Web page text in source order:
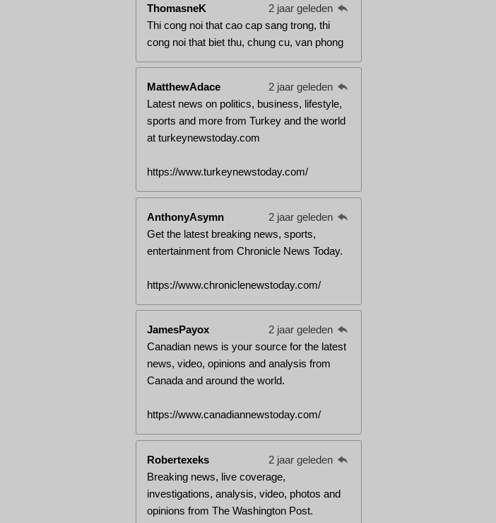
ThomasneK
2 jaar geleden
Thi cong noi that cao cap sang trong, thi
cong noi that biet thu, chung cu, van phong
MatthewAdace
2 jaar geleden
Latest news on politics, business, lifestyle,
sports and more from Turkey and the world
at turkeynewstoday.com
https://www.turkeynewstoday.com/
AnthonyAsymn
2 jaar geleden
Get the latest breaking news, sports,
entertainment from Chronicle News Today.
https://www.chroniclenewstoday.com/
JamesPayox
2 jaar geleden
Canadian news is your source for the latest
news, video, opinions and analysis from
Canada and around the world.
https://www.canadiannewstoday.com/
Robertexeks
2 jaar geleden
Breaking news, live coverage,
investigations, analysis, video, photos and
opinions from The Washington Post.